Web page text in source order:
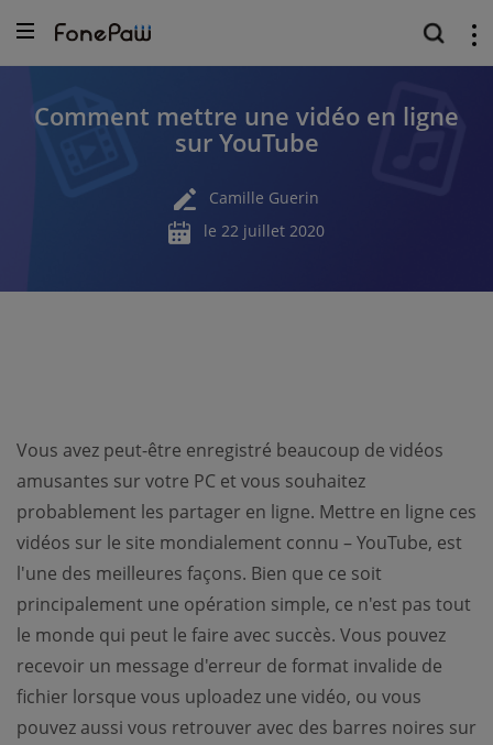
Comment mettre une vidéo en ligne
sur YouTube
Camille Guerin
le 22 juillet 2020
Vous avez peut-être enregistré beaucoup de vidéos
amusantes sur votre PC et vous souhaitez
probablement les partager en ligne. Mettre en ligne ces
vidéos sur le site mondialement connu – YouTube, est
l'une des meilleures façons. Bien que ce soit
principalement une opération simple, ce n'est pas tout
le monde qui peut le faire avec succès. Vous pouvez
recevoir un message d'erreur de format invalide de
fichier lorsque vous uploadez une vidéo, ou vous
pouvez aussi vous retrouver avec des barres noires sur